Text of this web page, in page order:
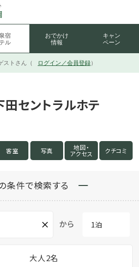
宿
ル
おでかけ
情報
キャン
ペーン
ストさん（ ログイン／会員登録）
セントラルホテ
客室 写真 地図・
アクセス クチコミ
条件で検索する
× から
大人2名